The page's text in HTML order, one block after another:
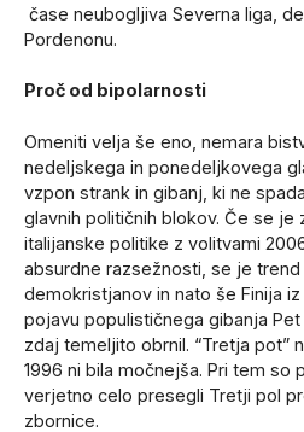
čase neubogljiva Severna liga,
Pordenonu.
Proč od bipolarnosti
Omeniti velja še eno, nemara
nedeljskega in ponedeljkovega
vzpon strank in gibanj, ki ne
glavnih političnih blokov. Če se
italijanske politike z volitvami
absurdne razsežnosti, se je
demokristjanov in nato še Finija
pojavu populističnega gibanja Pet
zdaj temeljito obrnil. “Tretja pot”
1996 ni bila močnejša. Pri tem so
verjetno celo presegli Tretji pol
zbornice.